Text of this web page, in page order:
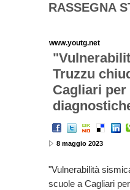
RASSEGNA
www.youtg.net
Truzzu
Cagliari
8 maggio 2023
"Vulnerabilità
scuole a Cagliari